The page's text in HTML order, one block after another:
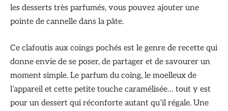
les desserts très parfumés, vous pouvez ajouter une
pointe de cannelle dans la pâte.
Ce clafoutis aux coings pochés est le genre de recette qui
donne envie de se poser, de partager et de savourer un
moment simple. Le parfum du coing, le moelleux de
l’appareil et cette petite touche caramélisée… tout y est
pour un dessert qui réconforte autant qu’il régale. Une